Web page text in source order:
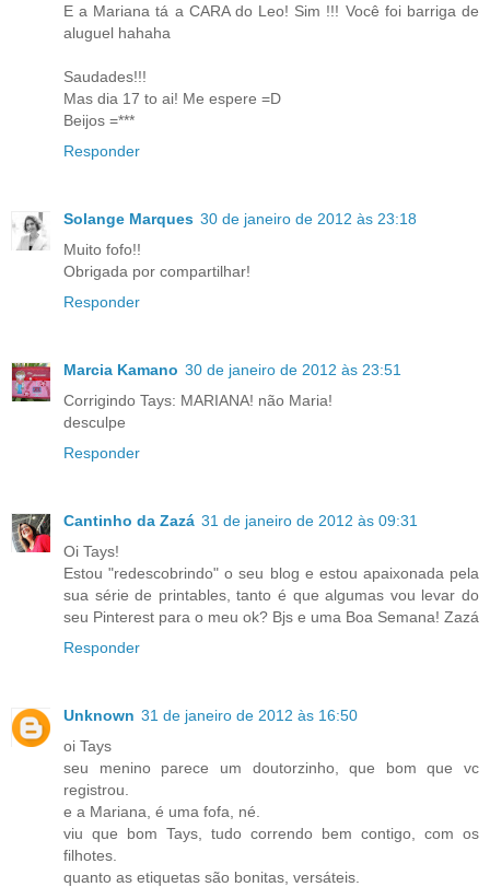
E a Mariana tá a CARA do Leo! Sim !!! Você foi barriga de
aluguel hahaha
Saudades!!!
Mas dia 17 to ai! Me espere =D
Beijos =***
Responder
Solange Marques 30 de janeiro de 2012 às 23:18
Muito fofo!!
Obrigada por compartilhar!
Responder
Marcia Kamano 30 de janeiro de 2012 às 23:51
Corrigindo Tays: MARIANA! não Maria!
desculpe
Responder
Cantinho da Zazá 31 de janeiro de 2012 às 09:31
Oi Tays!
Estou "redescobrindo" o seu blog e estou apaixonada pela
sua série de printables, tanto é que algumas vou levar do
seu Pinterest para o meu ok? Bjs e uma Boa Semana! Zazá
Responder
Unknown 31 de janeiro de 2012 às 16:50
oi Tays
seu menino parece um doutorzinho, que bom que vc
registrou.
e a Mariana, é uma fofa, né.
viu que bom Tays, tudo correndo bem contigo, com os
filhotes.
quanto as etiquetas são bonitas, versáteis.